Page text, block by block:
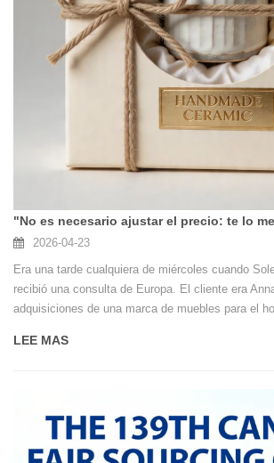
2026-04-23
Era una tarde cualquiera de miércoles cuando
recibió una consulta de Europa. El cliente era
adquisiciones de una marca de muebles para el
cerámica para complementar su colección de
LEE MAS